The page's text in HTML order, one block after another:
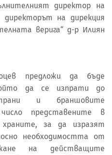
директор на
директорът на дирекция
верига“ д-р Илиян
предложи да бъде
да се изпрати до
и браншовите
представените в
за да изразят
необходимостта от
на действащите